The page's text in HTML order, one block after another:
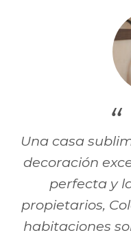
Una casa
decoración
perfecta y
propietarios,
habitaciones